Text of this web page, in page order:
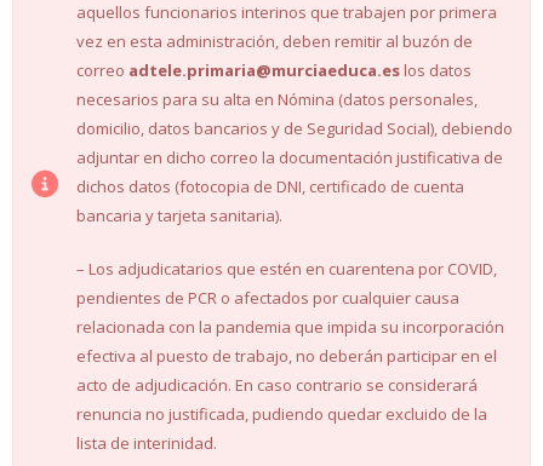
aquellos funcionarios interinos que trabajen por primera
vez en esta administración, deben remitir al buzón de
correo adtele.primaria@murciaeduca.es los datos
necesarios para su alta en Nómina (datos personales,
domicilio, datos bancarios y de Seguridad Social), debiendo
adjuntar en dicho correo la documentación justificativa de
dichos datos (fotocopia de DNI, certificado de cuenta
bancaria y tarjeta sanitaria).
– Los adjudicatarios que estén en cuarentena por COVID,
pendientes de PCR o afectados por cualquier causa
relacionada con la pandemia que impida su incorporación
efectiva al puesto de trabajo, no deberán participar en el
acto de adjudicación. En caso contrario se considerará
renuncia no justificada, pudiendo quedar excluido de la
lista de interinidad.